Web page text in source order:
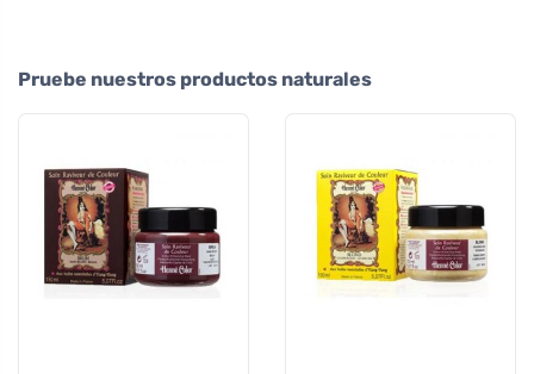
Pruebe nuestros productos naturales